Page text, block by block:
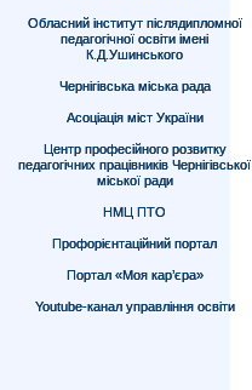
Обласний інститут післядипломної
педагогічної освіти імені
К.Д.Ушинського
Чернігівська міська рада
Асоціація міст України
Центр професійного розвитку
педагогічних працівників Чернігівської
міської ради
НМЦ ПТО
Профорієнтаційний портал
Портал «Моя кар’єра»
Youtube-канал управління освіти